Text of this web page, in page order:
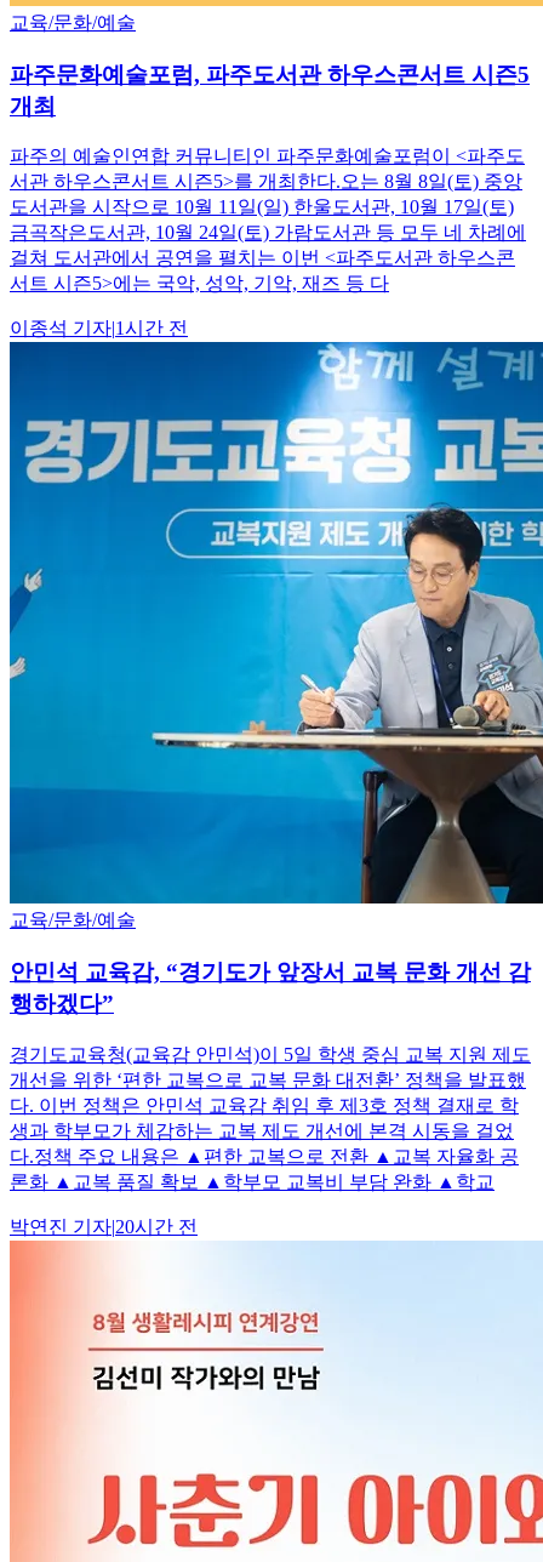
교육/문화/예술
파주문화예술포럼, 파주도서관 하우스콘서트 시즌5
개최
파주의 예술인연합 커뮤니티인 파주문화예술포럼이 <파주도
서관 하우스콘서트 시즌5>를 개최한다.오는 8월 8일(토) 중앙
도서관을 시작으로 10월 11일(일) 한울도서관, 10월 17일(토)
금곡작은도서관, 10월 24일(토) 가람도서관 등 모두 네 차례에
걸쳐 도서관에서 공연을 펼치는 이번 <파주도서관 하우스콘
서트 시즌5>에는 국악, 성악, 기악, 재즈 등 다
이종석 기자|1시간 전
교육/문화/예술
안민석 교육감, “경기도가 앞장서 교복 문화 개선 감
행하겠다”
경기도교육청(교육감 안민석)이 5일 학생 중심 교복 지원 제도
개선을 위한 ‘편한 교복으로 교복 문화 대전환’ 정책을 발표했
다. 이번 정책은 안민석 교육감 취임 후 제3호 정책 결재로 학
생과 학부모가 체감하는 교복 제도 개선에 본격 시동을 걸었
다.정책 주요 내용은 ▲편한 교복으로 전환 ▲교복 자율화 공
론화 ▲교복 품질 확보 ▲학부모 교복비 부담 완화 ▲학교
박연진 기자|20시간 전